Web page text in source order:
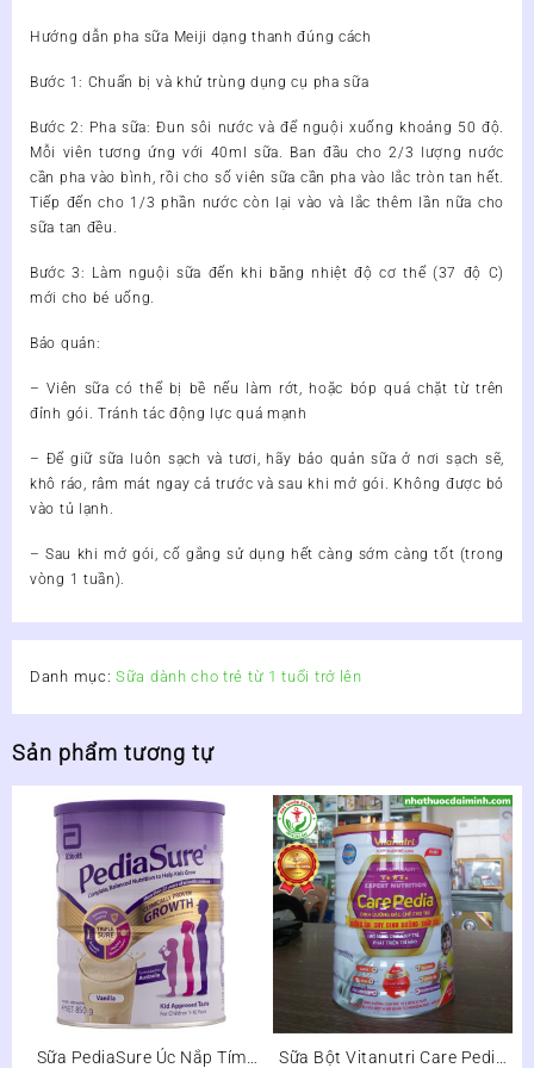
Hướng dẫn pha sữa Meiji dạng thanh đúng cách
Bước 1: Chuẩn bị và khử trùng dụng cụ pha sữa
Bước 2: Pha sữa: Đun sôi nước và để nguội xuống khoảng 50 độ.
Mỗi viên tương ứng với 40ml sữa. Ban đầu cho 2/3 lượng nước
cần pha vào bình, rồi cho số viên sữa cần pha vào lắc tròn tan hết.
Tiếp đến cho 1/3 phần nước còn lại vào và lắc thêm lần nữa cho
sữa tan đều.
Bước 3: Làm nguội sữa đến khi bằng nhiệt độ cơ thể (37 độ C)
mới cho bé uống.
Bảo quản:
– Viên sữa có thể bị bề nếu làm rớt, hoặc bóp quá chặt từ trên
đỉnh gói. Tránh tác động lực quá mạnh
– Để giữ sữa luôn sạch và tươi, hãy bảo quản sữa ở nơi sạch sẽ,
khô ráo, râm mát ngay cả trước và sau khi mở gói. Không được bỏ
vào tủ lạnh.
– Sau khi mở gói, cố gắng sử dụng hết càng sớm càng tốt (trong
vòng 1 tuần).
Danh mục: Sữa dành cho trẻ từ 1 tuổi trở lên
Sản phẩm tương tự
Sữa PediaSure Úc Nắp Tím
Sữa Bột Vitanutri Care Pedia